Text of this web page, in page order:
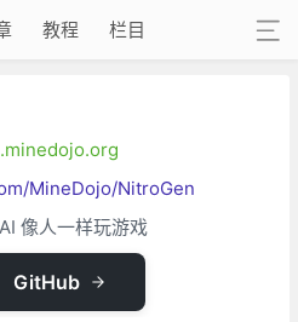
教程 栏目
MineDojo/NitroGen
像人一样玩游戏
GitHub